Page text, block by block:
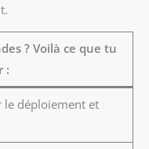
? Voilà ce que tu
:
le déploiement et